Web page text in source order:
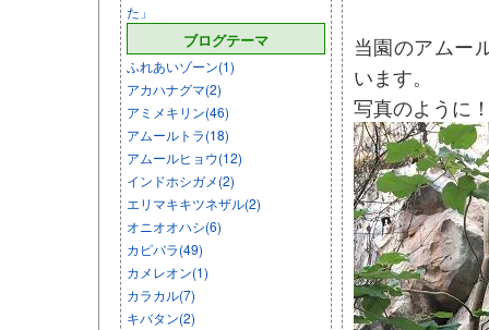
た」
ブログテーマ
ふれあいゾーン(1)
アカハナグマ(2)
アミメキリン(46)
アムールトラ(18)
アムールヒョウ(12)
インドホシガメ(2)
エリマキキツネザル(2)
オニオオハシ(6)
カピバラ(49)
カメレオン(1)
カラカル(7)
キバタン(2)
当園のアムー
います。
写真のように